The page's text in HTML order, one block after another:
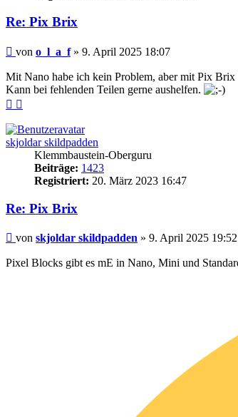
Re: Pix Brix
Beitrag
von o_l_a_f» 9. April 2025 18:07
Mit Nano habe ich kein Problem, aber mit Pix
Kann bei fehlenden Teilen gerne aushelfen.
Nach
(Seite)
(Beitrag)
skjoldar skildpadden
Klemmbaustein-Oberguru
Beiträge: 1423
Registriert: 20. März 2023 16:47
Re: Pix Brix
Beitrag
von skjoldar skildpadden » 9. April 2025 19:52
Pixel Blocks gibt es mE in Nano, Mini und